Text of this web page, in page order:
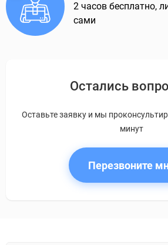
2 часов бесплатно,
сами
Остались
Оставьте заявку и мы
минут
Перезвоните